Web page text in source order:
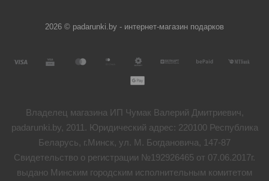
2026 © padarunki.by - интернет-магазин подарков
Владелец магазина ИП Чумак Валерий Дмитриевич,
padarunki.by, 2011. Юридический адрес: 220100 Республика
Беларусь, г.Минск, ул. М. Богдановича, 147-87
Свидетельство о регистрации №192926465 от 07.06.2017г.
выдано Минским городским исполнительным комитетом